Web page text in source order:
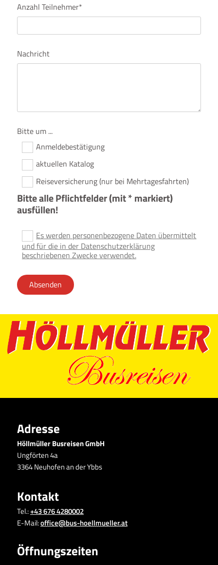
Anzahl Teilnehmer*
Nachricht
Bitte um ...
Anmeldebestätigung
aktuellen Katalog
Reiseversicherung (nur bei Mehrtagesfahrten)
Bitte alle Pflichtfelder (mit * markiert)
ausfüllen!
Es werden personenbezogene Daten übermittelt
und für die in der Datenschutzerklärung
beschriebenen Zwecke verwendet.
Adresse
Höllmüller Busreisen GmbH
Ungförten 4a
3364 Neuhofen an der Ybbs
Kontakt
Tel.:+43 676 4280002
E-Mail:office@bus-hoellmueller.at
Öffnungszeiten